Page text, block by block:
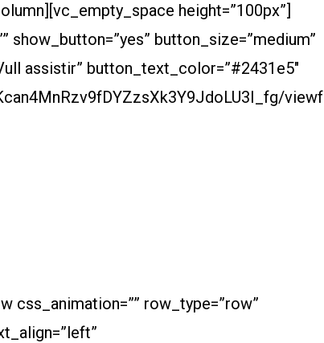
height=”100px”]
show_button=”yes” button_size=”medium”
assistir” button_text_color=”#2431e5″
viewf
row_type=”row”